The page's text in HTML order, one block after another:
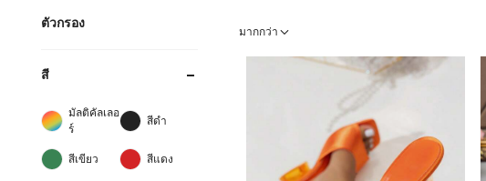
ตัวกรอง
สี
มัลติคัลเลอ
ร์
สีดำ
สีเขียว สีแดง
มากกว่า